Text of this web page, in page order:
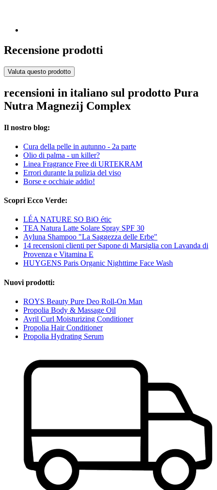
Recensione prodotti
Valuta questo prodotto
recensioni in italiano sul prodotto Pura
Nutra Magnezij Complex
Il nostro blog:
Cura della pelle in autunno - 2a parte
Olio di palma - un killer?
Linea Fragrance Free di URTEKRAM
Errori durante la pulizia del viso
Borse e occhiaie addio!
Scopri Ecco Verde:
LÉA NATURE SO BiO étic
TEA Natura Latte Solare Spray SPF 30
Ayluna Shampoo "La Saggezza delle Erbe"
14 recensioni clienti per Sapone di Marsiglia con Lavanda di
Provenza e Vitamina E
HUYGENS Paris Organic Nighttime Face Wash
Nuovi prodotti:
ROYS Beauty Pure Deo Roll-On Man
Propolia Body & Massage Oil
Avril Curl Moisturizing Conditioner
Propolia Hair Conditioner
Propolia Hydrating Serum